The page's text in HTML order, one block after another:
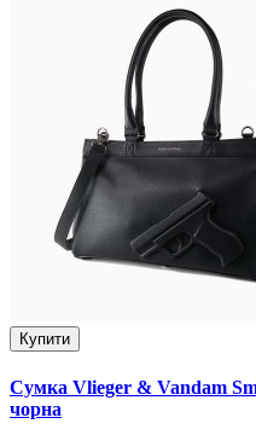
Купити
Сумка Vlieger & Vandam
чорна